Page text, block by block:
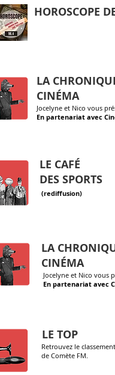
HOROSCOPE
LA
CINÉMA
Jocelyne et Nico vous
En partenariat avec
LE CAFÉ
DES SPORTS
(rediffusion)
LA
CINÉMA
Jocelyne et Nico vous
En partenariat avec
LE TOP
Retrouvez le
de Comète FM.